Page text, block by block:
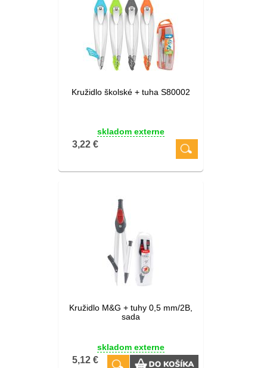
Kružidlo školské + tuha S80002
skladom externe
3,22 €
Kružidlo M&G + tuhy 0,5 mm/2B,
sada
skladom externe
5,12 €